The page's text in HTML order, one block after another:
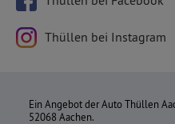
Thüllen bei Instagram
Ein Angebot der Auto Thüllen
52068 Aachen.